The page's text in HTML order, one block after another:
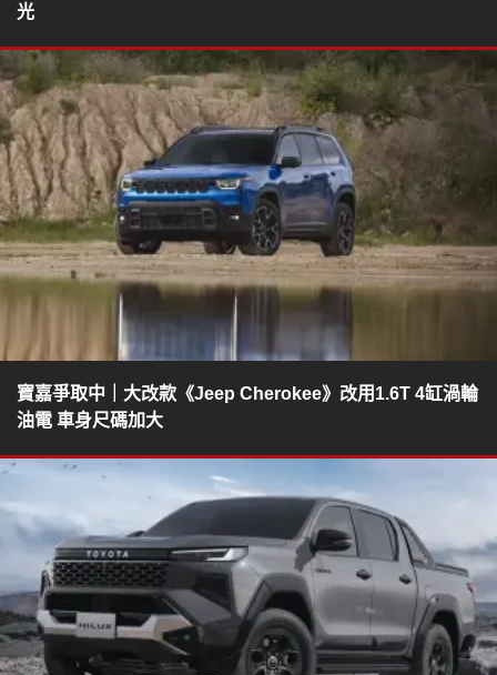
光
寶嘉爭取中｜大改款《Jeep Cherokee》改用1.6T 4缸渦輪
油電 車身尺碼加大